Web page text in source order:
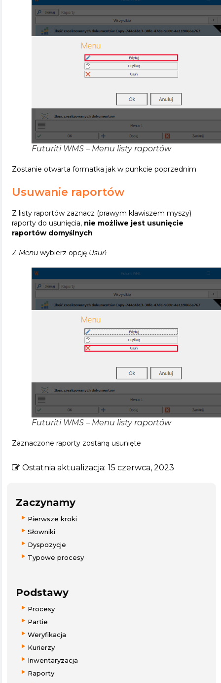
Zaczynamy
Pierwsze kroki
Słowniki
Dyspozycje
Typowe procesy
Podstawy
Procesy
Partie
Weryfikacja
Kurierzy
Inwentaryzacja
Raporty
Futuriti WMS – Menu listy raportów
Zostanie otwarta formatka jak w punkcie poprzednim
Usuwanie raportów
Z listy raportów zaznacz (prawym klawiszem myszy)
raporty do usunięcia, nie możliwe jest usunięcie
raportów domyślnych
Z Menu wybierz opcję Usuń
Futuriti WMS – Menu listy raportów
Zaznaczone raporty zostaną usunięte
Ostatnia aktualizacja: 15 czerwca, 2023